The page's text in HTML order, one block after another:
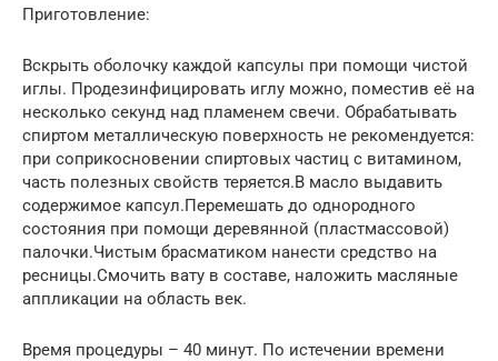
Приготовление:
Вскрыть оболочку каждой капсулы при помощи чистой
иглы. Продезинфицировать иглу можно, поместив её на
несколько секунд над пламенем свечи. Обрабатывать
спиртом металлическую поверхность не рекомендуется:
при соприкосновении спиртовых частиц с витамином,
часть полезных свойств теряется.В масло выдавить
содержимое капсул.Перемешать до однородного
состояния при помощи деревянной (пластмассовой)
палочки.Чистым брасматиком нанести средство на
ресницы.Смочить вату в составе, наложить масляные
аппликации на область век.
Время процедуры – 40 минут. По истечении времени